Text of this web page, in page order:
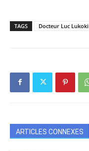
TAGS Docteur Luc Lukoki
ARTICLES CONNEXES